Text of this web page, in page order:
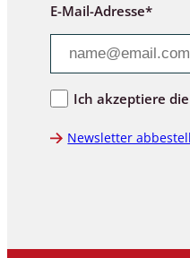
E-Mail-Adresse*
Ich akzeptiere die
Newsletter